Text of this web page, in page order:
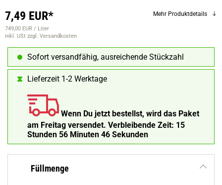
7,49 EUR*
749,00 EUR / Liter
inkl. USt zzgl. Versandkosten
Mehr Produktdetails
Sofort versandfähig, ausreichende Stückzahl
Lieferzeit 1-2 Werktage
Wenn Du jetzt bestellst, wird das Paket
am Freitag versendet. Verbleibende Zeit: 15
Stunden 56 Minuten 45 Sekunden
Füllmenge